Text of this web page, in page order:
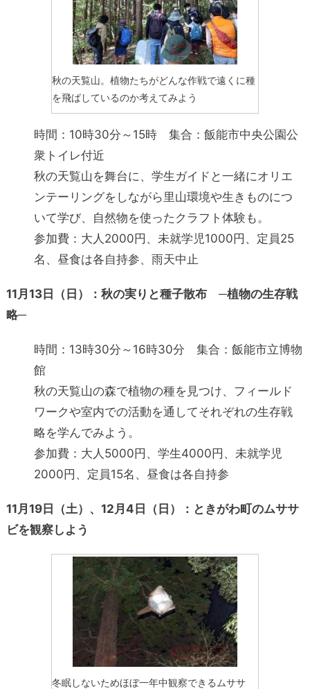
秋の天覧山。植物たちがどんな作戦で遠くに種
を飛ばしているのか考えてみよう
時間：10時30分～15時 集合：飯能市中央公園公
衆トイレ付近
秋の天覧山を舞台に、学生ガイドと一緒にオリエ
ンテーリングをしながら里山環境や生きものにつ
いて学び、自然物を使ったクラフト体験も。
参加費：大人2000円、未就学児1000円、定員25
名、昼食は各自持参、雨天中止
11月13日（日）：秋の実りと種子散布 ─植物の生存戦
略─
時間：13時30分～16時30分 集合：飯能市立博物
館
秋の天覧山の森で植物の種を見つけ、フィールド
ワークや室内での活動を通してそれぞれの生存戦
略を学んでみよう。
参加費：大人5000円、学生4000円、未就学児
2000円、定員15名、昼食は各自持参
11月19日（土）、12月4日（日）：ときがわ町のムササ
ビを観察しよう
冬眠しないためほぼ一年中観察できるムササ